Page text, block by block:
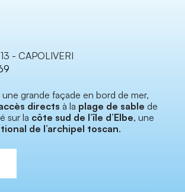
- CAPOLIVERI
grande façade en bord de mer,
directs à la plage de sable de
sur la côte sud de l’île d’Elbe, une
de l’archipel toscan.